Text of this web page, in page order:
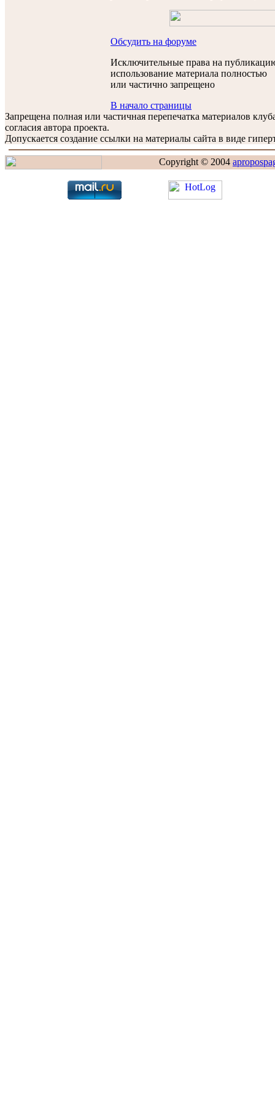
Обсудить на форуме
Исключительные права на
использование материала полностью
или частично запрещено
В начало страницы
Запрещена полная или частичная перепечатка материалов
согласия автора проекта.
Допускается создание ссылки на материалы сайта в виде
Copyright © 2004